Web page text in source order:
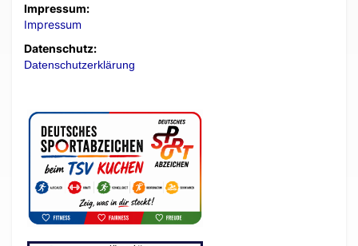
Impressum:
Impressum
Datenschutz:
Datenschutzerklärung